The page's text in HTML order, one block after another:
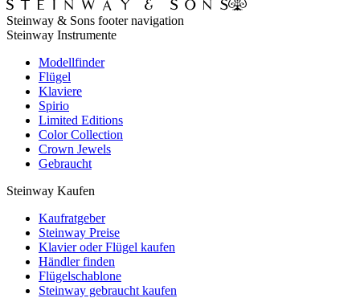
Steinway & Sons footer navigation
Steinway Instrumente
Modellfinder
Flügel
Klaviere
Spirio
Limited Editions
Color Collection
Crown Jewels
Gebraucht
Steinway Kaufen
Kaufratgeber
Steinway Preise
Klavier oder Flügel kaufen
Händler finden
Flügelschablone
Steinway gebraucht kaufen